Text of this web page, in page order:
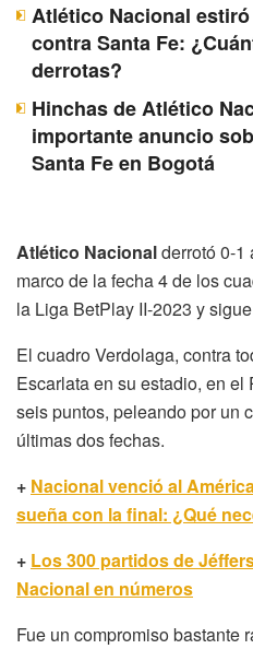
Atlético Nacional
contra Santa Fe:
derrotas?
Hinchas de Atlético
importante anuncio
Santa Fe en Bogotá
Atlético Nacionalderrotó 0-1
marco de la fecha 4 de los
la Liga BetPlay II-2023 y
El cuadro Verdolaga, contra
Escarlata en su estadio, en
seis puntos, peleando por un
últimas dos fechas.
+ Nacional venció al
sueña con la final: ¿Qué
+ Los 300 partidos de
Nacional en números
Fue un compromiso bastante